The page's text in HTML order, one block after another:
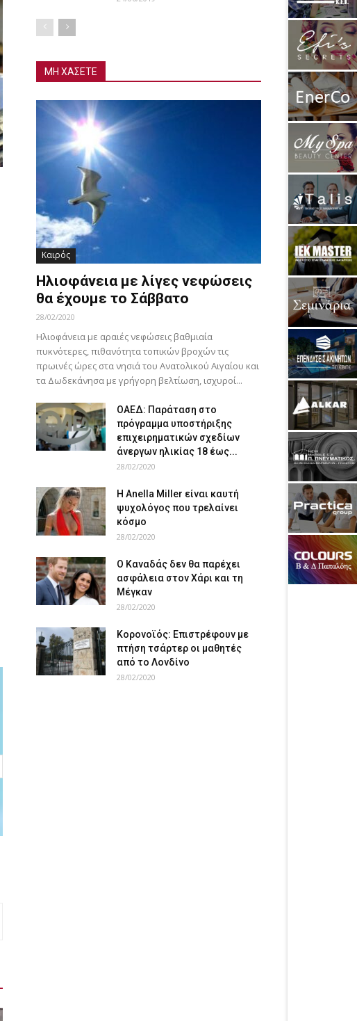
ΜΗ ΧΑΣΕΤΕ
Καιρός
Ηλιοφάνεια με λίγες νεφώσεις
θα έχουμε το Σάββατο
28/02/2020
Ηλιοφάνεια με αραιές νεφώσεις βαθμιαία
πυκνότερες, πιθανότητα τοπικών βροχών τις
πρωινές ώρες στα νησιά του Ανατολικού Αιγαίου και
τα Δωδεκάνησα με γρήγορη βελτίωση, ισχυροί...
ΟΑΕΔ: Παράταση στο
πρόγραμμα υποστήριξης
επιχειρηματικών σχεδίων
άνεργων ηλικίας 18 έως...
28/02/2020
Η Anella Miller είναι καυτή
ψυχολόγος που τρελαίνει
κόσμο
28/02/2020
Ο Καναδάς δεν θα παρέχει
ασφάλεια στον Χάρι και τη
Μέγκαν
28/02/2020
Κορονοϊός: Επιστρέφουν με
πτήση τσάρτερ οι μαθητές
από το Λονδίνο
28/02/2020